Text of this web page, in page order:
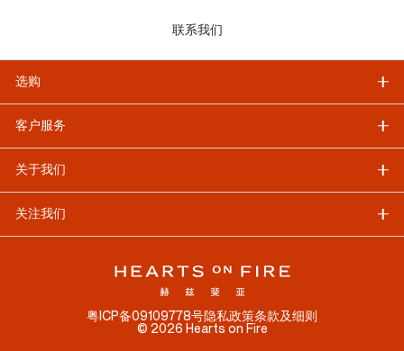
联系我们
选购
客户服务
关于我们
关注我们
© 2026 Hearts on Fire
粤ICP备09109778号隐私政策条款及细则